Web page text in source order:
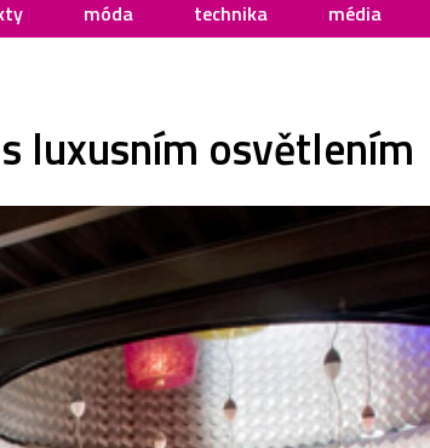
móda technika média
luxusním osvětlením